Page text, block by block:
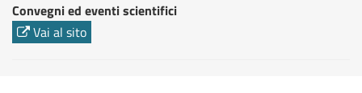
Convegni ed eventi scientifici
Vai al sito